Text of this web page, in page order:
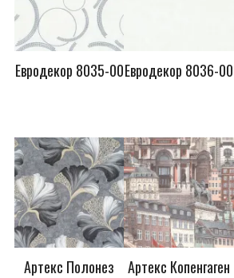
Евродекор 8035-00Евродекор 8036-00
Артекс Полонез
Артекс Копенгаген